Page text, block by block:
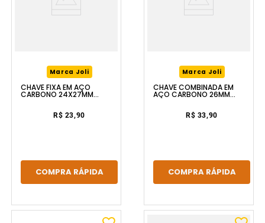
Marca Joli
CHAVE FIXA EM AÇO
CARBONO 24X27MM
R$ 23,90
COMPRA RÁPIDA
Marca Joli
CHAVE COMBINADA EM
AÇO CARBONO 26MM
FERRAPLUS
R$ 33,90
COMPRA RÁPIDA